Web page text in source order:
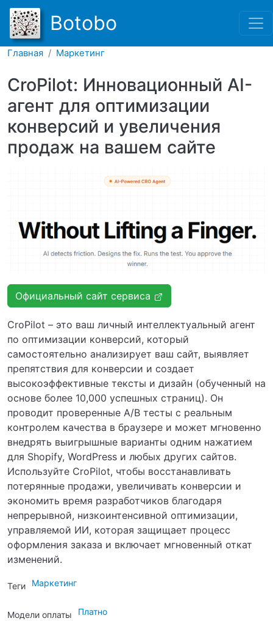
Перейти к основному
Botobo
Главная Маркетинг
CroPilot: Инновационный AI-
агент для оптимизации
конверсий и увеличения
продаж на вашем сайте
Официальный сайт сервиса
CroPilot – это ваш личный интеллектуальный агент
по оптимизации конверсий, который
самостоятельно анализирует ваш сайт, выявляет
препятствия для конверсии и создает
высокоэффективные тексты и дизайн (обученный на
основе более 10,000 успешных страниц). Он
проводит проверенные A/B тесты с реальным
контролем качества в браузере и может мгновенно
внедрять выигрышные варианты одним нажатием
для Shopify, WordPress и любых других сайтов.
Используйте CroPilot, чтобы восстанавливать
потерянные продажи, увеличивать конверсии и
экономить время разработчиков благодаря
непрерывной, низкоинтенсивной оптимизации,
управляемой ИИ, которая защищает процесс
оформления заказа и включает мгновенный откат
изменений.
Теги Маркетинг
Модели оплаты Платно